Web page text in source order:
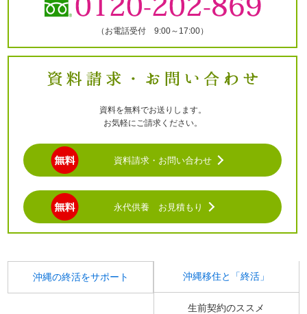
（お電話受付 9:00～17:00）
資料を無料でお送りします。
お気軽にご請求ください。
資料請求・お問い合わせ
永代供養 お見積もり
沖縄の終活をサポート 沖縄移住と「終活」
生前契約のススメ